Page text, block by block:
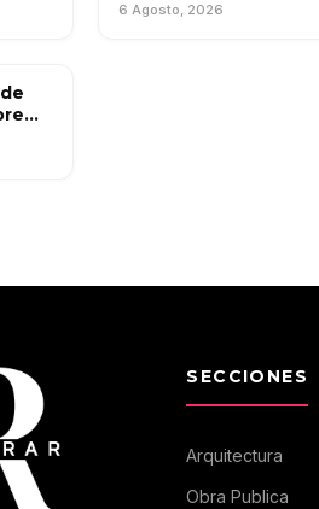
autopista Ruta 5 entre
6 Agosto, 2026
el
SECCIONES
Arquitectura
Obra Publica